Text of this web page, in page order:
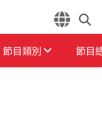
節目類別 節目